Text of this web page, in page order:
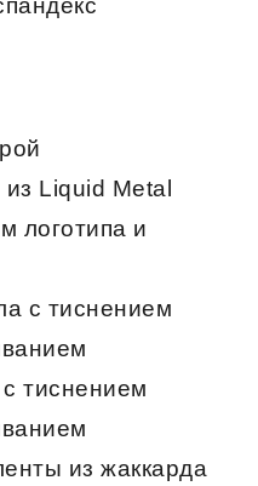
Liquid Metal
логотипа и
с тиснением
тиснением
из жаккарда